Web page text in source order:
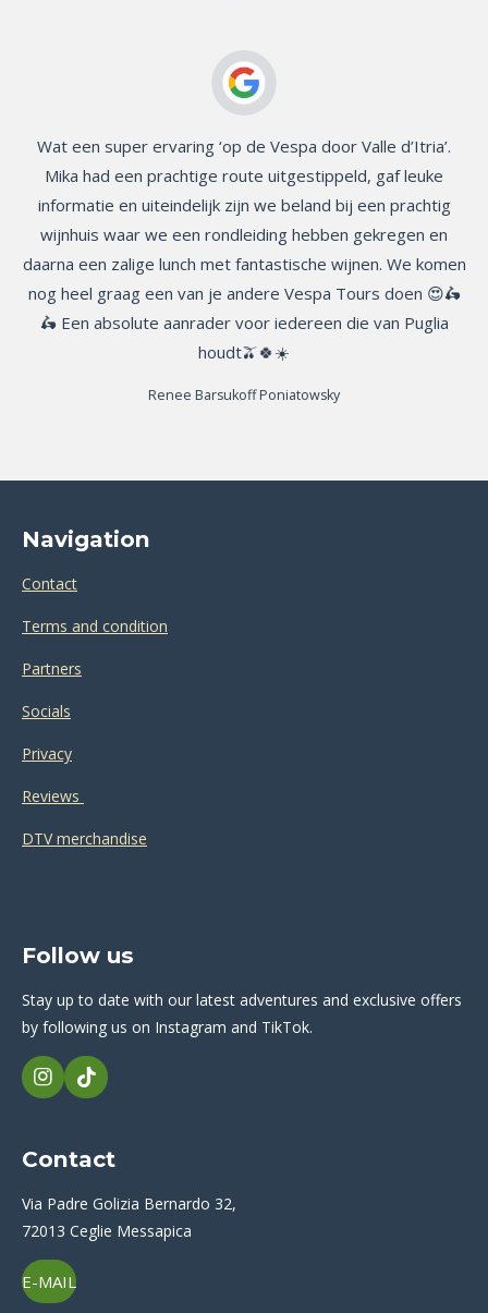
Wat een super ervaring ‘op de Vespa door Valle d’Itria’.
Mika had een prachtige route uitgestippeld, gaf leuke
informatie en uiteindelijk zijn we beland bij een prachtig
wijnhuis waar we een rondleiding hebben gekregen en
daarna een zalige lunch met fantastische wijnen. We komen
nog heel graag een van je andere Vespa Tours doen 😍🛵
🛵 Een absolute aanrader voor iedereen die van Puglia
houdt🫒🍀☀️
Renee Barsukoff Poniatowsky
Navigation
Contact
Terms and condition
Partners
Socials
Privacy
Reviews
DTV merchandise
Follow us
Stay up to date with our latest adventures and exclusive offers
by following us on Instagram and TikTok.
I
n
a
r
a
m
T
i
o
Contact
Via Padre Golizia Bernardo 32,
72013 Ceglie Messapica
E-MAIL